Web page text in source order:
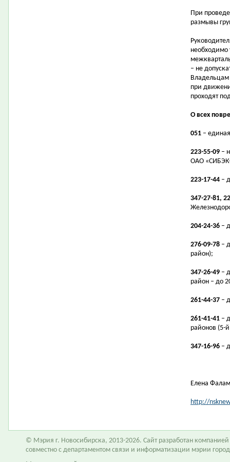
При
размывы
необходимо
– не
Владельцам
при
проходят
О всех
051 –
223-55-09 –
ОАО
223-17-44 –
347-27-81,
204-24-36 –
276-09-78 –
район);
347-26-49 –
район – до
261-44-37 –
261-41-41 –
районов (5-
347-16-96 –
Елена
http://
© Мэрия г. Новосибирска, 2013-2026. Сайт разработан компанией
совместно с департаментом связи и информатизации мэрии